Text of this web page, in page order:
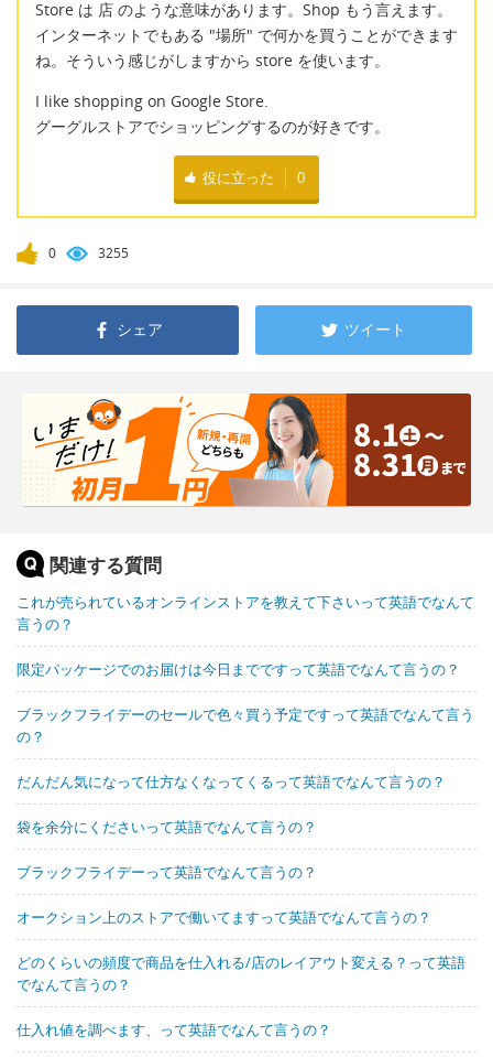
Store は 店 のような意味があります。Shop もう言えます。
インターネットでもある "場所" で何かを買うことができます
ね。そういう感じがしますから store を使います。
I like shopping on Google Store.
グーグルストアでショッピングするのが好きです。
役に立った 0
0 3255
シェア ツイート
関連する質問
これが売られているオンラインストアを教えて下さいって英語でなんて
言うの？
限定パッケージでのお届けは今日までですって英語でなんて言うの？
ブラックフライデーのセールで色々買う予定ですって英語でなんて言う
の？
だんだん気になって仕方なくなってくるって英語でなんて言うの？
袋を余分にくださいって英語でなんて言うの？
ブラックフライデーって英語でなんて言うの？
オークション上のストアで働いてますって英語でなんて言うの？
どのくらいの頻度で商品を仕入れる/店のレイアウト変える？って英語
でなんて言うの？
仕入れ値を調べます、って英語でなんて言うの？